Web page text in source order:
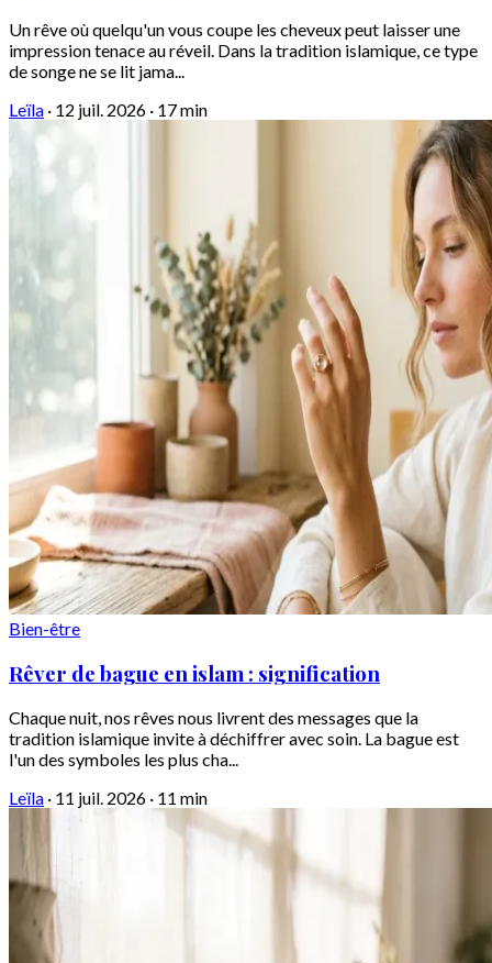
Un rêve où quelqu'un vous coupe les cheveux peut laisser une
impression tenace au réveil. Dans la tradition islamique, ce type
de songe ne se lit jama...
Leïla · 12 juil. 2026 · 17 min
Bien-être
Rêver de bague en islam : signification
Chaque nuit, nos rêves nous livrent des messages que la
tradition islamique invite à déchiffrer avec soin. La bague est
l'un des symboles les plus cha...
Leïla · 11 juil. 2026 · 11 min